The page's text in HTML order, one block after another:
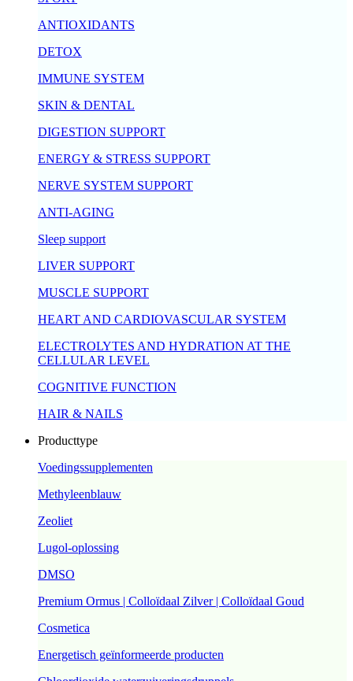
ANTIOXIDANTS
DETOX
IMMUNE SYSTEM
SKIN & DENTAL
DIGESTION SUPPORT
ENERGY & STRESS SUPPORT
NERVE SYSTEM SUPPORT
ANTI-AGING
Sleep support
LIVER SUPPORT
MUSCLE SUPPORT
HEART AND CARDIOVASCULAR SYSTEM
ELECTROLYTES AND HYDRATION AT THE
CELLULAR LEVEL
COGNITIVE FUNCTION
HAIR & NAILS
Producttype
Voedingssupplementen
Methyleenblauw
Zeoliet
Lugol-oplossing
DMSO
Premium Ormus | Colloïdaal Zilver | Colloïdaal Goud
Cosmetica
Energetisch geïnformeerde producten